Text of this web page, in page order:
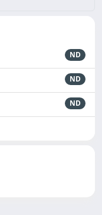
ND
ND
ND